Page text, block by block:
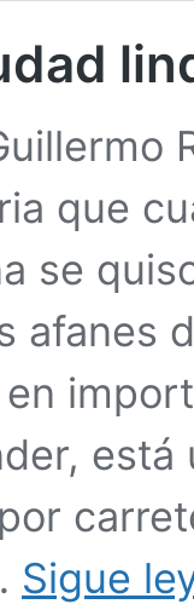
que
se
afanes
Sigue